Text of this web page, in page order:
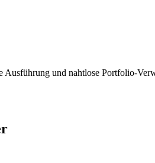
und nahtlose Portfolio-